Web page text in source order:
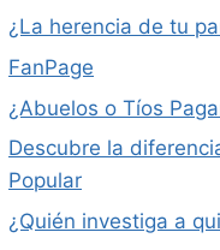
¿La herencia de tu
FanPage
¿Abuelos o Tíos
Descubre la
Popular
¿Quién investiga a